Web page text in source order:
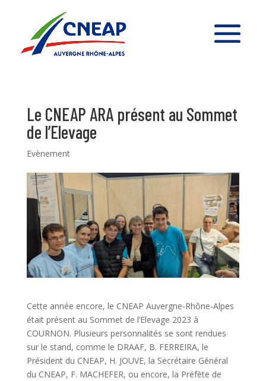
Le CNEAP ARA présent au Sommet
de l’Elevage
Evènement
Cette année encore, le CNEAP Auvergne-Rhône-Alpes
était présent au Sommet de l’Elevage 2023 à
COURNON. Plusieurs personnalités se sont rendues
sur le stand, comme le DRAAF, B. FERREIRA, le
Président du CNEAP, H. JOUVE, la Secrétaire Général
du CNEAP, F. MACHEFER, ou encore, la Préfète de